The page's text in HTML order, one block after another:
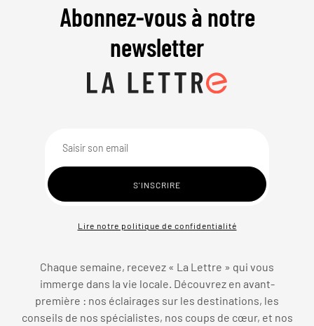
Abonnez-vous à notre
newsletter
Lire notre politique de confidentialité
Chaque semaine, recevez « La Lettre » qui vous
immerge dans la vie locale. Découvrez en avant-
première : nos éclairages sur les destinations, les
conseils de nos spécialistes, nos coups de cœur, et nos